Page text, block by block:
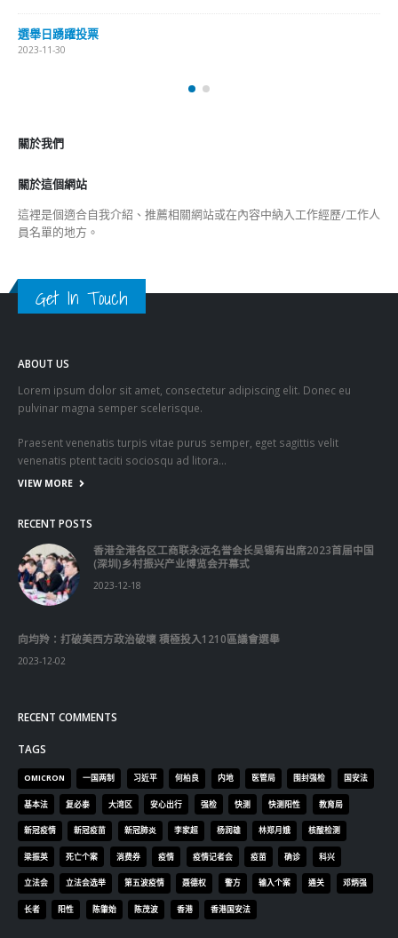
選舉日踴躍投票
2023-11-30
關於我們
關於這個網站
這裡是個適合自我介紹、推薦相關網站或在內容中納入工作經歷/工作人
員名單的地方。
Get In Touch
ABOUT US
Lorem ipsum dolor sit amet, consectetur adipiscing elit. Donec eu
pulvinar magna semper scelerisque.
Praesent venenatis turpis vitae purus semper, eget sagittis velit
venenatis ptent taciti sociosqu ad litora…
VIEW MORE
RECENT POSTS
香港全港各区工商联永远名誉会长吴锡有出席2023首届中国
(深圳)乡村振兴产业博览会开幕式
2023-12-18
向均羚：打破美西方政治破壞 積極投入1210區議會選舉
2023-12-02
RECENT COMMENTS
TAGS
OMICRON 一国两制 习近平 何柏良 内地 医管局 围封强检 国安法
基本法 复必泰 大湾区 安心出行 强检 快测 快测阳性 教育局
新冠疫情 新冠疫苗 新冠肺炎 李家超 杨润雄 林郑月娥 核酸检测
梁振英 死亡个案 消费券 疫情 疫情记者会 疫苗 确诊 科兴
立法会 立法会选举 第五波疫情 聂德权 警方 输入个案 通关 邓炳强
长者 阳性 陈肇始 陈茂波 香港 香港国安法